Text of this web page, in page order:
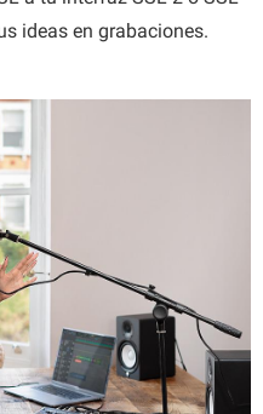
ideas en grabaciones.